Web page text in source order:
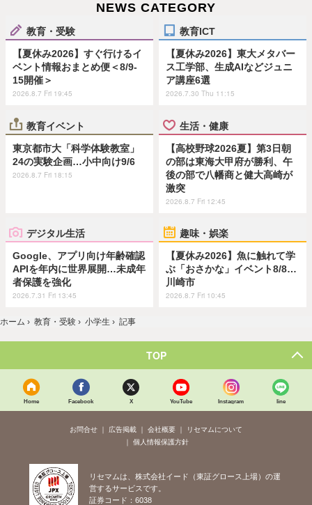
NEWS CATEGORY
教育・受験
【夏休み2026】すぐ行けるイ
ベント情報おまとめ便＜8/9-
15開催＞
2026.8.7 Fri 19:45
教育ICT
【夏休み2026】東大メタバー
ス工学部、生成AIなどジュニ
ア講座6選
2026.7.30 Thu 11:15
教育イベント
東京都市大「科学体験教室」
24の実験企画…小中向け9/6
2026.8.7 Fri 18:15
生活・健康
【高校野球2026夏】第3日朝
の部は東海大甲府が勝利、午
後の部で八幡商と健大高崎が
激突
2026.8.7 Fri 12:45
デジタル生活
Google、アプリ向け年齢確認
APIを年内に世界展開…未成年
者保護を強化
2026.7.31 Fri 13:45
趣味・娯楽
【夏休み2026】魚に触れて学
ぶ「おさかな」イベント8/8…
川崎市
2026.8.7 Fri 10:45
ホーム › 教育・受験 › 小学生 › 記事
TOP
Home Facebook X YouTube Instagram line
お問合せ 広告掲載 会社概要
リセマムについて
個人情報保護方針
リセマムは、株式会社イード（東証グロース上場）の運
営するサービスです。
証券コード：6038